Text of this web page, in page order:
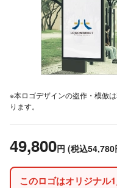
※本ロゴデザインの盗作・模倣
ります。
49,800円 (税込54,780
このロゴはオリジナル